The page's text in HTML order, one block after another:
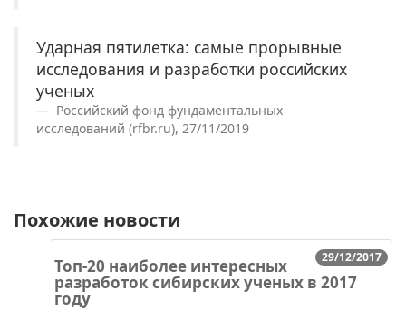
Ударная пятилетка: самые прорывные
исследования и разработки российских
ученых
Российский фонд фундаментальных
исследований (rfbr.ru), 27/11/2019
Похожие новости
29/12/2017
Топ-20 наиболее интересных
разработок сибирских ученых в 2017
году